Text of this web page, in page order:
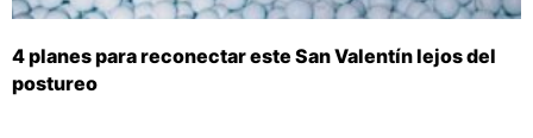
4 planes para reconectar este San Valentín lejos del
postureo